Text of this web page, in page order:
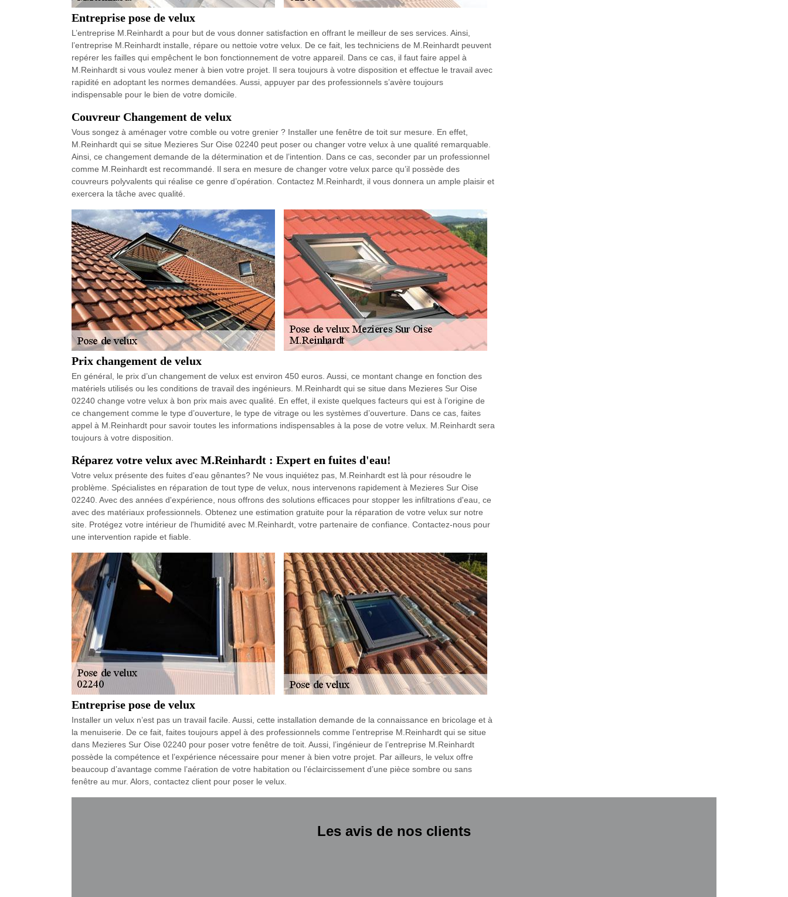
Entreprise pose de velux
L’entreprise M.Reinhardt a pour but de vous donner satisfaction en offrant le meilleur de ses services. Ainsi,
l’entreprise M.Reinhardt installe, répare ou nettoie votre velux. De ce fait, les techniciens de M.Reinhardt peuvent
repérer les failles qui empêchent le bon fonctionnement de votre appareil. Dans ce cas, il faut faire appel à
M.Reinhardt si vous voulez mener à bien votre projet. Il sera toujours à votre disposition et effectue le travail avec
rapidité en adoptant les normes demandées. Aussi, appuyer par des professionnels s’avère toujours
indispensable pour le bien de votre domicile.
Couvreur Changement de velux
Vous songez à aménager votre comble ou votre grenier ? Installer une fenêtre de toit sur mesure. En effet,
M.Reinhardt qui se situe Mezieres Sur Oise 02240 peut poser ou changer votre velux à une qualité remarquable.
Ainsi, ce changement demande de la détermination et de l’intention. Dans ce cas, seconder par un professionnel
comme M.Reinhardt est recommandé. Il sera en mesure de changer votre velux parce qu’il possède des
couvreurs polyvalents qui réalise ce genre d’opération. Contactez M.Reinhardt, il vous donnera un ample plaisir et
exercera la tâche avec qualité.
Prix changement de velux
En général, le prix d’un changement de velux est environ 450 euros. Aussi, ce montant change en fonction des
matériels utilisés ou les conditions de travail des ingénieurs. M.Reinhardt qui se situe dans Mezieres Sur Oise
02240 change votre velux à bon prix mais avec qualité. En effet, il existe quelques facteurs qui est à l’origine de
ce changement comme le type d’ouverture, le type de vitrage ou les systèmes d’ouverture. Dans ce cas, faites
appel à M.Reinhardt pour savoir toutes les informations indispensables à la pose de votre velux. M.Reinhardt sera
toujours à votre disposition.
Réparez votre velux avec M.Reinhardt : Expert en fuites d'eau!
Votre velux présente des fuites d'eau gênantes? Ne vous inquiétez pas, M.Reinhardt est là pour résoudre le
problème. Spécialistes en réparation de tout type de velux, nous intervenons rapidement à Mezieres Sur Oise
02240. Avec des années d'expérience, nous offrons des solutions efficaces pour stopper les infiltrations d'eau, ce
avec des matériaux professionnels. Obtenez une estimation gratuite pour la réparation de votre velux sur notre
site. Protégez votre intérieur de l'humidité avec M.Reinhardt, votre partenaire de confiance. Contactez-nous pour
une intervention rapide et fiable.
Entreprise pose de velux
Installer un velux n’est pas un travail facile. Aussi, cette installation demande de la connaissance en bricolage et à
la menuiserie. De ce fait, faites toujours appel à des professionnels comme l’entreprise M.Reinhardt qui se situe
dans Mezieres Sur Oise 02240 pour poser votre fenêtre de toit. Aussi, l’ingénieur de l’entreprise M.Reinhardt
possède la compétence et l’expérience nécessaire pour mener à bien votre projet. Par ailleurs, le velux offre
beaucoup d’avantage comme l’aération de votre habitation ou l’éclaircissement d’une pièce sombre ou sans
fenêtre au mur. Alors, contactez client pour poser le velux.
Les avis de nos clients